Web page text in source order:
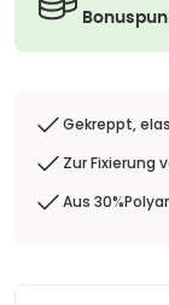
Gekreppt,
Zur Fixierung
Aus